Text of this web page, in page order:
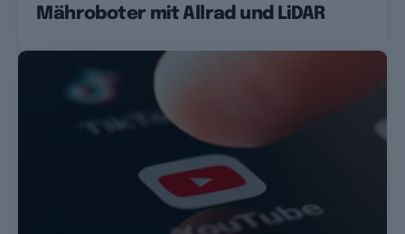
Mähroboter mit Allrad und LiDAR